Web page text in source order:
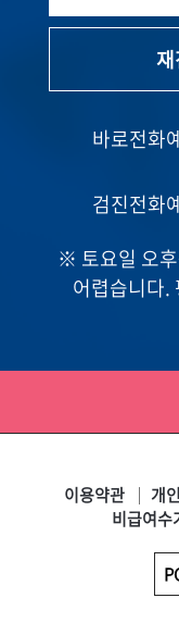
바로전화
검진전화
※ 토요일 오
어렵습니다.
이용약관 개
비급여수